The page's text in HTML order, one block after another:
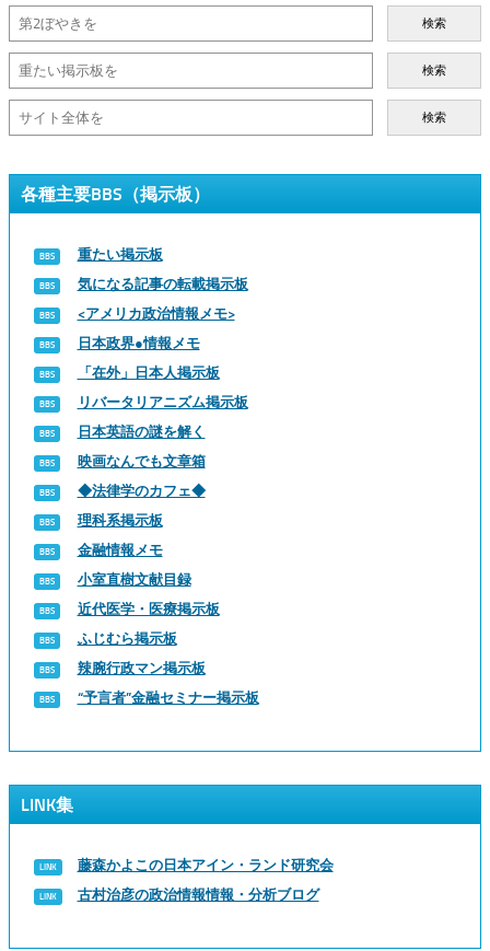
検索
検索
検索
各種主要BBS（掲示板）
重たい掲示板
気になる記事の転載掲示板
<アメリカ政治情報メモ>
日本政界●情報メモ
「在外」日本人掲示板
リバータリアニズム掲示板
日本英語の謎を解く
映画なんでも文章箱
◆法律学のカフェ◆
理科系掲示板
金融情報メモ
小室直樹文献目録
近代医学・医療掲示板
ふじむら掲示板
辣腕行政マン掲示板
“予言者”金融セミナー掲示板
LINK集
藤森かよこの日本アイン・ランド研究会
古村治彦の政治情報情報・分析ブログ